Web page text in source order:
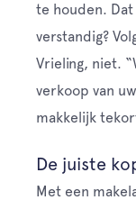
te houden.
verstandig?
Vrieling, niet.
verkoop van
makkelijk
De juiste
Met een